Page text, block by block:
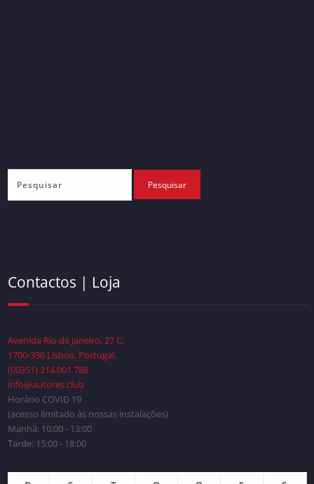
Contactos | Loja
Avenida Rio de Janeiro, 27 C,
1700-336 Lisboa, Portugal.
(00351) 214.001.788
info@autores.club
Horário COVID 19
(acesso limitado às nossas instalações)
Manhã: 10:00 - 13:00
Tarde: 15:00 - 18:00